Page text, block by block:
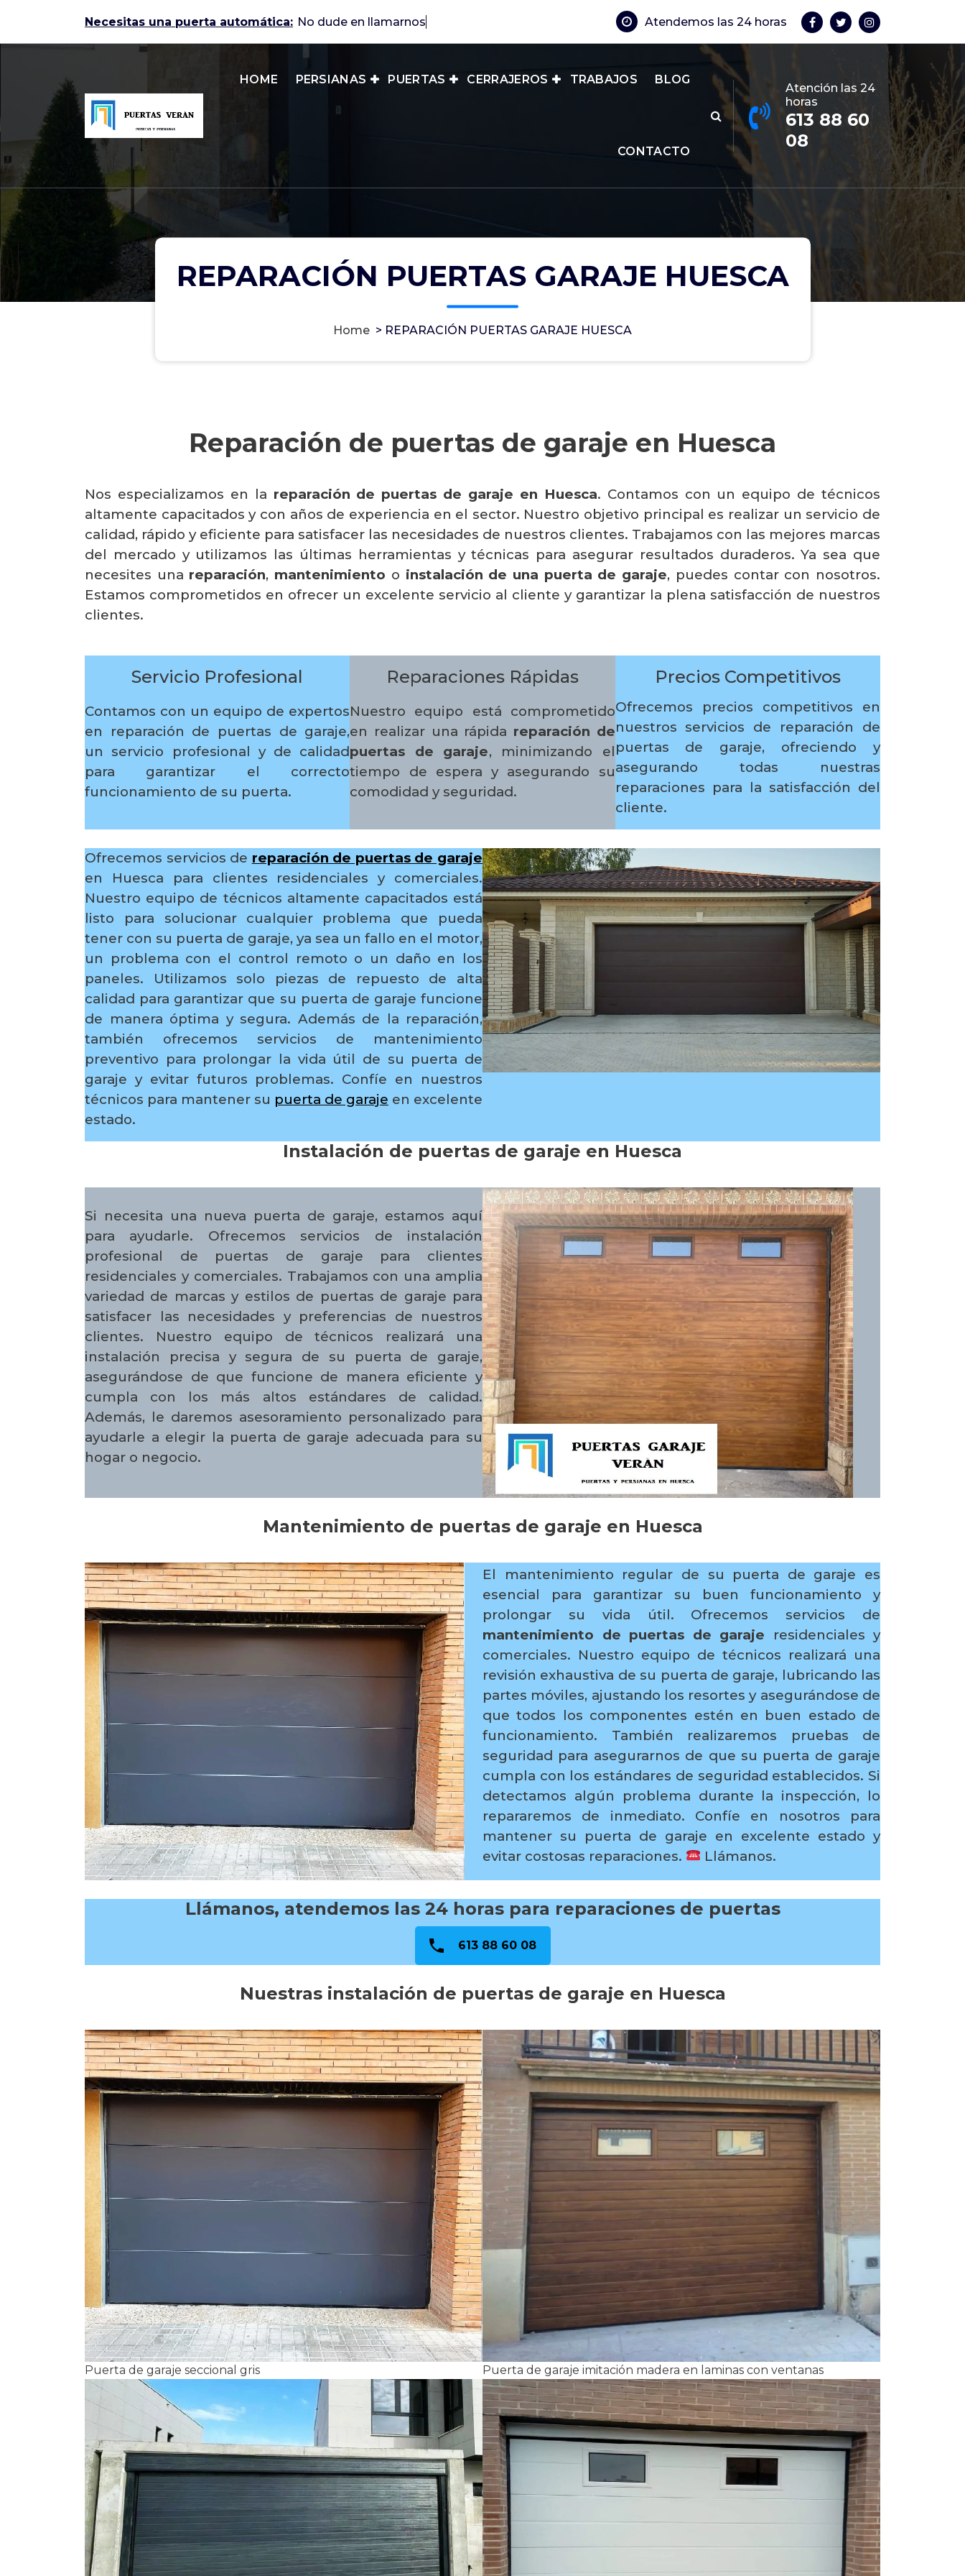
content
Necesitas una puerta automática: Atendemos las 24 horas
Puertas automáticas en Zaragoza
HOME PERSIANAS PUERTAS CERRAJEROS TRABAJOS BLOG
CONTACTO
Atención las 24
horas
613 88 60
08
REPARACIÓN PUERTAS GARAJE HUESCA
Home > REPARACIÓN PUERTAS GARAJE HUESCA
Reparación de puertas de garaje en Huesca
Nos especializamos en la reparación de puertas de garaje en Huesca. Contamos con un equipo de técnicos
altamente capacitados y con años de experiencia en el sector. Nuestro objetivo principal es realizar un servicio de
calidad, rápido y eficiente para satisfacer las necesidades de nuestros clientes. Trabajamos con las mejores marcas
del mercado y utilizamos las últimas herramientas y técnicas para asegurar resultados duraderos. Ya sea que
necesites una reparación, mantenimiento o instalación de una puerta de garaje, puedes contar con nosotros.
Estamos comprometidos en ofrecer un excelente servicio al cliente y garantizar la plena satisfacción de nuestros
clientes.
Servicio Profesional
Contamos con un equipo de expertos
en reparación de puertas de garaje,
un servicio profesional y de calidad
para garantizar el correcto
funcionamiento de su puerta.
Reparaciones Rápidas
Nuestro equipo está comprometido
en realizar una rápida reparación de
puertas de garaje, minimizando el
tiempo de espera y asegurando su
comodidad y seguridad.
Precios Competitivos
Ofrecemos precios competitivos en
nuestros servicios de reparación de
puertas de garaje, ofreciendo y
asegurando todas nuestras
reparaciones para la satisfacción del
cliente.
Ofrecemos servicios de reparación de puertas de garaje
en Huesca para clientes residenciales y comerciales.
Nuestro equipo de técnicos altamente capacitados está
listo para solucionar cualquier problema que pueda
tener con su puerta de garaje, ya sea un fallo en el motor,
un problema con el control remoto o un daño en los
paneles. Utilizamos solo piezas de repuesto de alta
calidad para garantizar que su puerta de garaje funcione
de manera óptima y segura. Además de la reparación,
también ofrecemos servicios de mantenimiento
preventivo para prolongar la vida útil de su puerta de
garaje y evitar futuros problemas. Confíe en nuestros
técnicos para mantener su puerta de garaje en excelente
estado.
Instalación de puertas de garaje en Huesca
Si necesita una nueva puerta de garaje, estamos aquí
para ayudarle. Ofrecemos servicios de instalación
profesional de puertas de garaje para clientes
residenciales y comerciales. Trabajamos con una amplia
variedad de marcas y estilos de puertas de garaje para
satisfacer las necesidades y preferencias de nuestros
clientes. Nuestro equipo de técnicos realizará una
instalación precisa y segura de su puerta de garaje,
asegurándose de que funcione de manera eficiente y
cumpla con los más altos estándares de calidad.
Además, le daremos asesoramiento personalizado para
ayudarle a elegir la puerta de garaje adecuada para su
hogar o negocio.
Mantenimiento de puertas de garaje en Huesca
El mantenimiento regular de su puerta de garaje es
esencial para garantizar su buen funcionamiento y
prolongar su vida útil. Ofrecemos servicios de
mantenimiento de puertas de garaje residenciales y
comerciales. Nuestro equipo de técnicos realizará una
revisión exhaustiva de su puerta de garaje, lubricando las
partes móviles, ajustando los resortes y asegurándose de
que todos los componentes estén en buen estado de
funcionamiento. También realizaremos pruebas de
seguridad para asegurarnos de que su puerta de garaje
cumpla con los estándares de seguridad establecidos. Si
detectamos algún problema durante la inspección, lo
repararemos de inmediato. Confíe en nosotros para
mantener su puerta de garaje en excelente estado y
evitar costosas reparaciones.
Llámanos.
Llámanos, atendemos las 24 horas para reparaciones de puertas
613 88 60 08
Nuestras instalación de puertas de garaje en Huesca
Puerta de garaje seccional gris Puerta de garaje imitación madera en laminas con ventanas